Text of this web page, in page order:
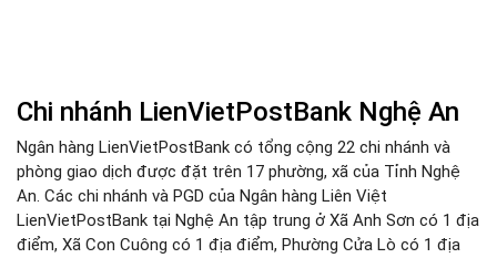
Chi nhánh LienVietPostBank Nghệ An
Ngân hàng LienVietPostBank có tổng cộng 22 chi nhánh và
phòng giao dịch được đặt trên 17 phường, xã của Tỉnh Nghệ
An. Các chi nhánh và PGD của Ngân hàng Liên Việt
LienVietPostBank tại Nghệ An tập trung ở Xã Anh Sơn có 1 địa
điểm, Xã Con Cuông có 1 địa điểm, Phường Cửa Lò có 1 địa